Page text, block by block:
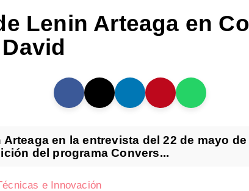
Lenin Arteaga en
en la entrevista del 22 de mayo de
del programa Convers...
e Innovación